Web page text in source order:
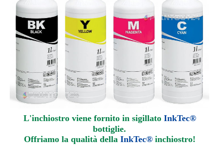
L'inchiostro viene fornito in sigillato InkTec®
bottiglie.
Offriamo la qualità della InkTec®inchiostro!